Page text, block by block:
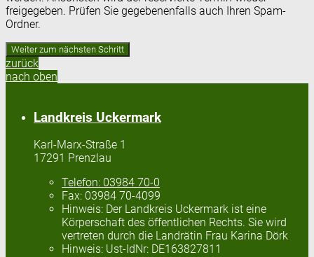
freigegeben. Prüfen Sie gegebenenfalls auch Ihren Spam-
Ordner.
zurück
nach oben
Landkreis Uckermark
Karl-Marx-Straße 1
17291 Prenzlau
Telefon: 03984 70-0
Fax: 03984 70-4099
Hinweis: Der Landkreis Uckermark ist eine
Körperschaft des öffentlichen Rechts. Sie wird
vertreten durch die Landrätin Frau Karina Dörk
Hinweis: Ust-IdNr: DE163827811